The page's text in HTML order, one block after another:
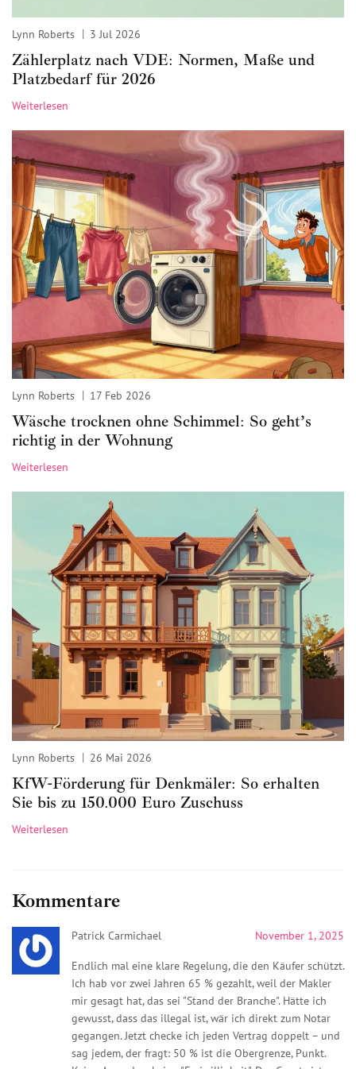
Lynn Roberts 3 Jul 2026
Zählerplatz nach VDE: Normen, Maße und
Platzbedarf für 2026
Weiterlesen
Lynn Roberts 17 Feb 2026
Wäsche trocknen ohne Schimmel: So geht’s
richtig in der Wohnung
Weiterlesen
Lynn Roberts 26 Mai 2026
KfW-Förderung für Denkmäler: So erhalten
Sie bis zu 150.000 Euro Zuschuss
Weiterlesen
Kommentare
Patrick Carmichael November 1, 2025
Endlich mal eine klare Regelung, die den Käufer schützt.
Ich hab vor zwei Jahren 65 % gezahlt, weil der Makler
mir gesagt hat, das sei "Stand der Branche". Hätte ich
gewusst, dass das illegal ist, wär ich direkt zum Notar
gegangen. Jetzt checke ich jeden Vertrag doppelt – und
sag jedem, der fragt: 50 % ist die Obergrenze, Punkt.